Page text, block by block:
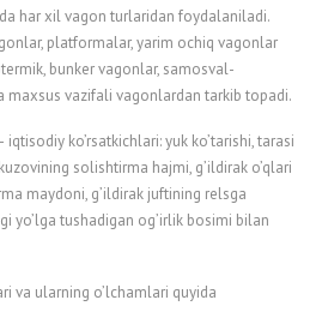
har xil vagon turlaridan foydalaniladi.
platformalar, yarim ochiq vagonlar
bunker vagonlar, samosval-
maxsus vazifali vagonlardan tarkib topadi.
ko’rsatkichlari: yuk ko’tarishi, tarasi
solishtirma hajmi, g’ildirak o’qlari
maydoni, g’ildirak juftining relsga
yo’lga tushadigan og’irlik bosimi bilan
va ularning o’lchamlari quyida